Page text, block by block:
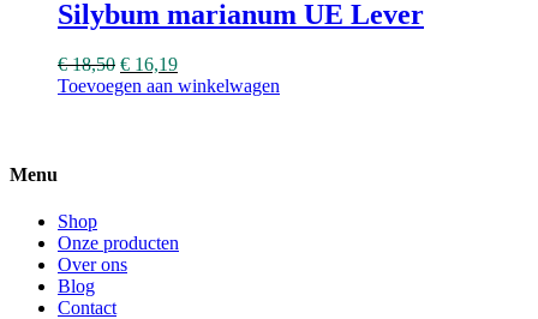
Silybum marianum UE Lever
€18,50 € 16,19
Toevoegen aan winkelwagen
Menu
Shop
Onze producten
Over ons
Blog
Contact